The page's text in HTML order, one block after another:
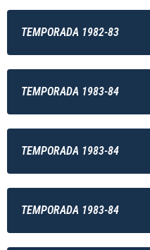
TEMPORADA 1982-83
TEMPORADA 1983-84
TEMPORADA 1983-84
TEMPORADA 1983-84